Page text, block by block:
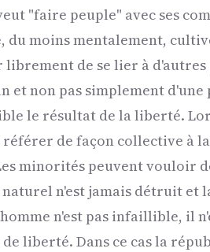
"faire peuple" avec ses
du moins mentalement,
de se lier à d'autres
et non pas simplement
le résultat de la liberté.
de façon collective à
minorités peuvent vouloir
n'est jamais détruit et
n'est pas infaillible, il
liberté. Dans ce cas la